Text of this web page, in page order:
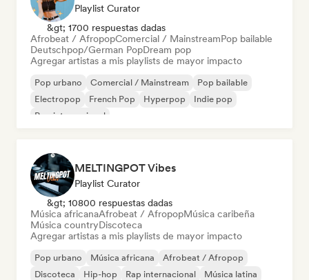
Playlist Curator
&gt; 1700 respuestas dadas
Afrobeat / AfropopComercial / MainstreamPop bailable
Deutschpop/German PopDream pop
Agregar artistas a mis playlists de mayor impacto
Pop urbano Comercial / Mainstream
Pop bailable
Electropop
French Pop Hyperpop
Indie pop
Pop internacional
MELTINGPOT Vibes
Playlist Curator
&gt; 10800 respuestas dadas
Música africanaAfrobeat / AfropopMúsica caribeña
Música countryDiscoteca
Agregar artistas a mis playlists de mayor impacto
Pop urbano Música africana
Afrobeat / Afropop
Discoteca
Hip-hop Rap internacional
Música latina